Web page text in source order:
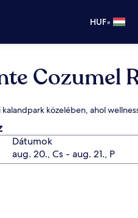
HUF•
Cozumel
közelében, ahol
Dátumok